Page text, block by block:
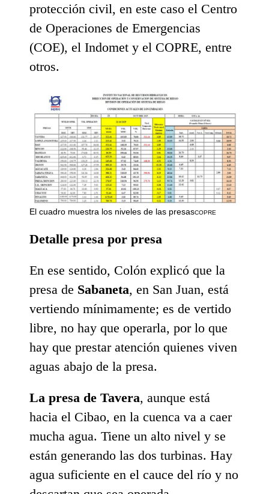
protección civil, en este caso el Centro
de Operaciones de Emergencias
(COE), el Indomet y el COPRE, entre
otros.
El cuadro muestra los niveles de las presasCOPRE
Detalle presa por presa
En ese sentido, Colón explicó que la
presa de Sabaneta, en San Juan, está
vertiendo mínimamente; es de vertido
libre, no hay que operarla, por lo que
hay que prestar atención quienes viven
aguas abajo de la presa.
La presa de Tavera, aunque está
hacia el Cibao, en la cuenca va a caer
mucha agua. Tiene un alto nivel y se
están generando las dos turbinas. Hay
agua suficiente en el cauce del río y no